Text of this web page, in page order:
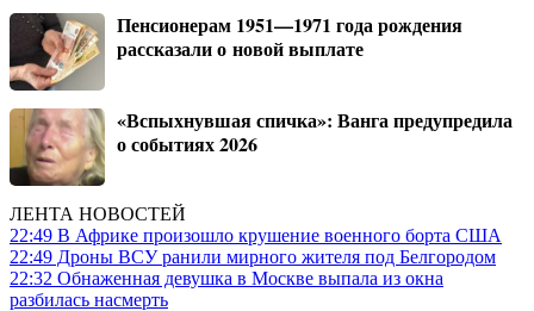
Пенсионерам 1951—1971 года рождения
рассказали о новой выплате
«Вспыхнувшая спичка»: Ванга предупредила
о событиях 2026
ЛЕНТА НОВОСТЕЙ
22:49 В Африке произошло крушение военного борта США
22:49 Дроны ВСУ ранили мирного жителя под Белгородом
22:32 Обнаженная девушка в Москве выпала из окна
разбилась насмерть